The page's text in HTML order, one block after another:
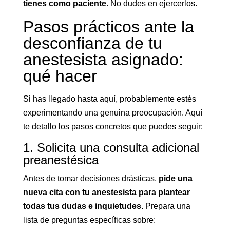
tienes como paciente. No dudes en ejercerlos.
Pasos prácticos ante la
desconfianza de tu
anestesista asignado:
qué hacer
Si has llegado hasta aquí, probablemente estés
experimentando una genuina preocupación. Aquí
te detallo los pasos concretos que puedes seguir:
1. Solicita una consulta adicional
preanestésica
Antes de tomar decisiones drásticas, pide una
nueva cita con tu anestesista para plantear
todas tus dudas e inquietudes. Prepara una
lista de preguntas específicas sobre: